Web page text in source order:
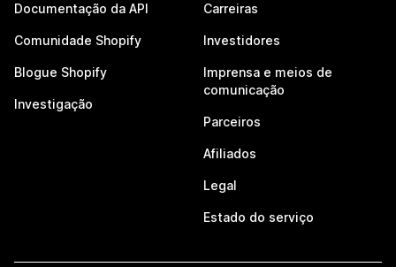
Documentação da API
Comunidade Shopify
Blogue Shopify
Investigação
Carreiras
Investidores
Imprensa e meios de
comunicação
Parceiros
Afiliados
Legal
Estado do serviço